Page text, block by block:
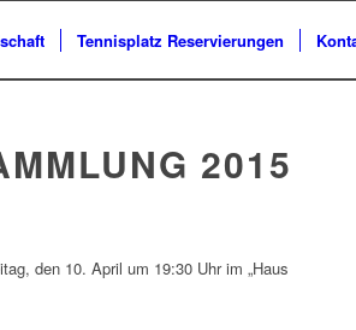
Tennisplatz Reservierungen
2015
den 10. April um 19:30 Uhr im „Haus